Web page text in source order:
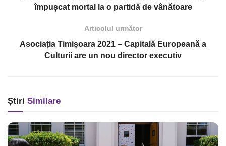
împușcat mortal la o partidă de vânătoare
Articolul următor
Asociația Timișoara 2021 – Capitală Europeană a
Culturii are un nou director executiv
Știri Similare